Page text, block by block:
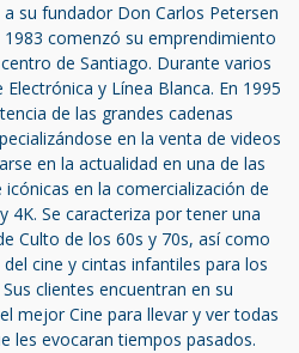
su fundador Don Carlos Petersen
comenzó su emprendimiento
de Santiago. Durante varios
y Línea Blanca. En 1995
de las grandes cadenas
en la venta de videos
en la actualidad en una de las
en la comercialización de
4K. Se caracteriza por tener una
Culto de los 60s y 70s, así como
cine y cintas infantiles para los
clientes encuentran en su
mejor Cine para llevar y ver todas
les evocaran tiempos pasados.